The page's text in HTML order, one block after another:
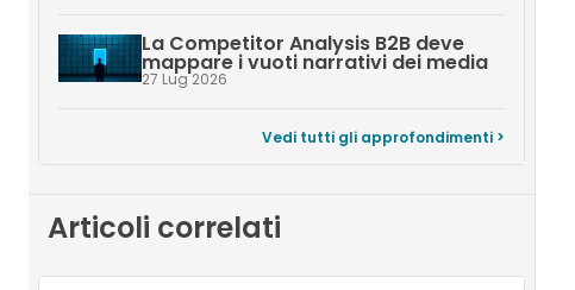
La Competitor Analysis B2B deve
mappare i vuoti narrativi dei media
27 Lug 2026
Vedi tutti gli approfondimenti >
Articoli correlati